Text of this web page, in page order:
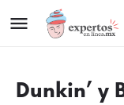
Dunkin’ y